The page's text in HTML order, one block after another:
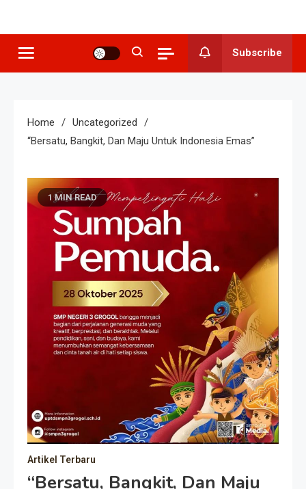
SMP N 3
Grogol
Subscribe
Home
Uncategorized
“Bersatu, Bangkit, Dan Maju Untuk Indonesia Emas”
1 MIN READ
Artikel Terbaru
“Bersatu, Bangkit, Dan Maju